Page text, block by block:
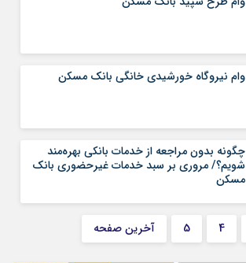
وام نیروگاه خورشیدی خانگی بانک مسکن
چگونه بدون مراجعه از خدمات بانکی بهره‌مند
شویم؟/ مروری بر سبد خدمات غیرحضوری بانک
مسکن
4
5 آخرین صفحه